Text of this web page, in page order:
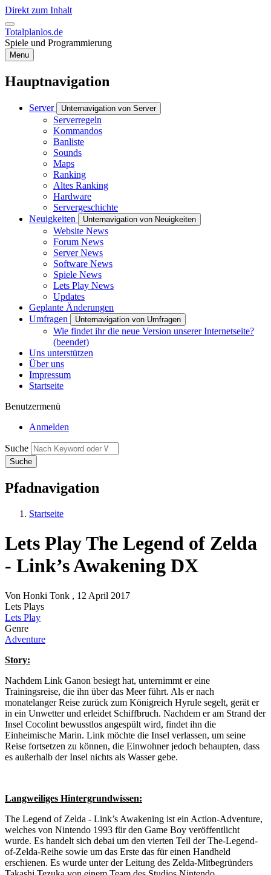
Direkt zum Inhalt
Totalplanlos.de
Spiele und Programmierung
Menu
Hauptnavigation
Server Unternavigation von Server
Serverregeln
Kommandos
Banliste
Sounds
Maps
Ranking
Altes Ranking
Hardware
Servergeschichte
Neuigkeiten
Unternavigation von Neuigkeiten
Website News
Forum News
Server News
Software News
Spiele News
Lets Play News
Updates
Geplante Änderungen
Umfragen
Unternavigation von Umfragen
Wie findet ihr die neue Version unserer Internetseite?
(beendet)
Uns unterstützen
Über uns
Impressum
Startseite
Benutzermenü
Anmelden
Suche
Pfadnavigation
Startseite
Lets Play The Legend of Zelda
- Link’s Awakening DX
Von Honki Tonk , 12 April 2017
Lets Plays
Lets Play
Genre
Adventure
Story:
Nachdem Link Ganon besiegt hat, unternimmt er eine
Trainingsreise, die ihn über das Meer führt. Als er nach
monatelanger Reise zurück zum Königreich Hyrule segelt, gerät er
in ein Unwetter und erleidet Schiffbruch. Nachdem er am Strand der
Insel Cocolint bewusstlos angespült wird, findet ihn die
Einheimische Marin. Link möchte die Insel verlassen, um seine
Reise fortsetzen zu können, die Einwohner jedoch behaupten, dass
es außerhalb der Insel nichts als Wasser gebe.
Langweiliges Hintergrundwissen:
The Legend of Zelda - Link’s Awakening ist ein Action-Adventure,
welches von Nintendo 1993 für den Game Boy veröffentlicht
wurde. Es handelt sich debai um den vierten Teil der The-Legend-
of-Zelda-Reihe sowie um das Erste das für einen Handheld
erschienen. Es wurde unter der Leitung des Zelda-Mitbegründers